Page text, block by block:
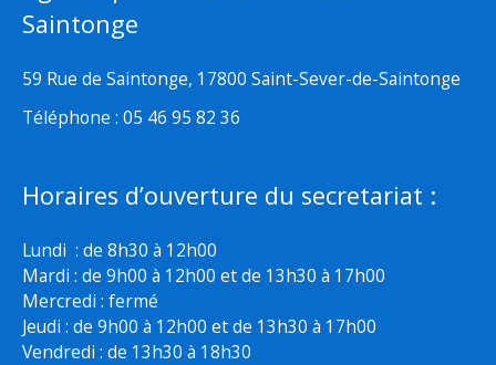
Saintonge
59 Rue de Saintonge, 17800 Saint-Sever-de-Saintonge
Téléphone : 05 46 95 82 36
Horaires d’ouverture du secretariat :
Lundi : de 8h30 à 12h00
Mardi : de 9h00 à 12h00 et de 13h30 à 17h00
Mercredi : fermé
Jeudi : de 9h00 à 12h00 et de 13h30 à 17h00
Vendredi : de 13h30 à 18h30